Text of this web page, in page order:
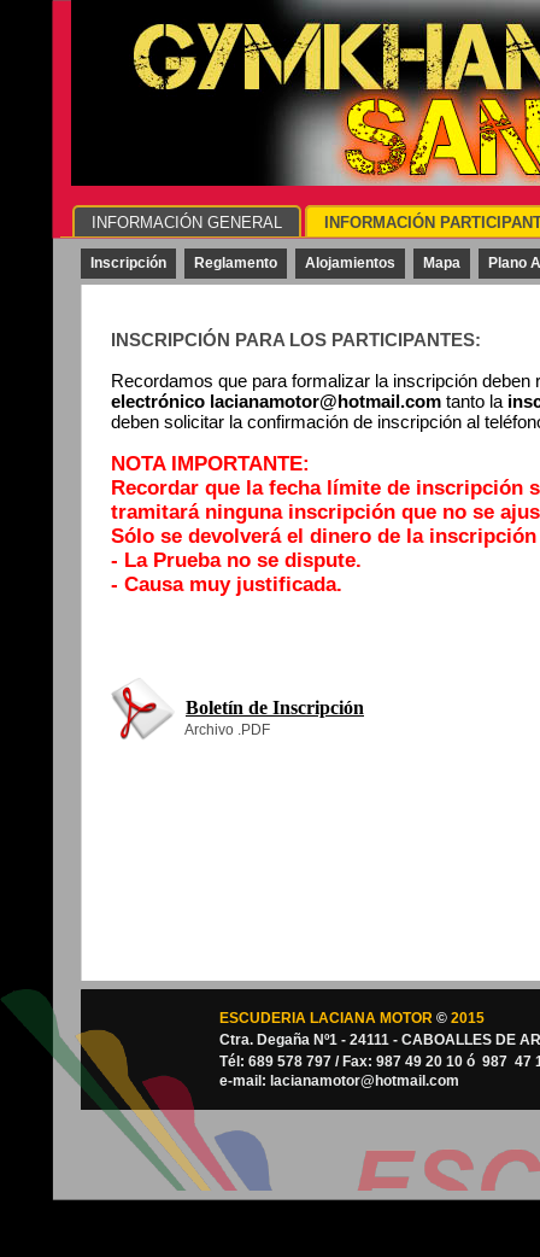
ESCUDERIA LACIANA MOTOR © 2015
Ctra. Degaña Nº1 - 24111 - CABOALLES DE
Tél: 689 578 797 / Fax: 987 49 20 10 ó 987 47
e-mail: lacianamotor@hotmail.com
INSCRIPCIÓN PARA LOS PARTICIPANTES:
Recordamos que para formalizar la inscripción deben
electrónico lacianamotor@hotmail.com tanto la
deben solicitar la confirmación de inscripción al
NOTA IMPORTANTE:
Recordar que la fecha límite de inscripción
tramitará ninguna inscripción que no se
Sólo se devolverá el dinero de la
- La Prueba no se dispute.
- Causa muy justificada.
Boletín de Inscripción
Archivo .PDF
Inscripción Reglamento Alojamientos Mapa Plano
INFORMACIÓN GENERAL INFORMACIÓN